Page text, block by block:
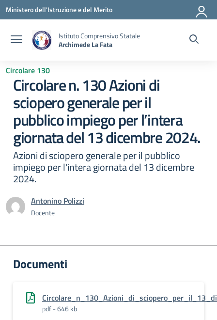
Vai ai contenuti
Vai al menu di navigazione
Vai al footer
Ministero dell'Istruzione e del Merito
Istituto Comprensivo Statale
Archimede La Fata
Circolare 130
Circolare n. 130 Azioni di
sciopero generale per il
pubblico impiego per l’intera
giornata del 13 dicembre 2024.
Azioni di sciopero generale per il pubblico
impiego per l'intera giornata del 13 dicembre
2024.
Antonino Polizzi
Docente
Documenti
pdf - 646 kb